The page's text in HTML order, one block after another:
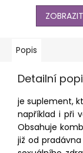
Popis
Detailní
je suplement,
například i při
Obsahuje
již od